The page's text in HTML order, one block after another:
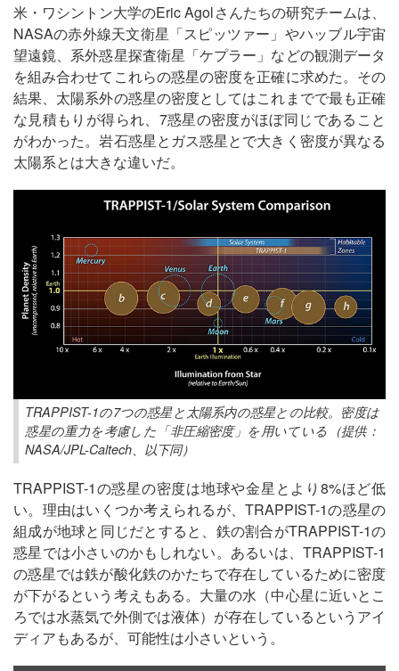
米・ワシントン大学のEric Agolさんたちの研究チームは、
NASAの赤外線天文衛星「スピッツァー」やハッブル宇宙
望遠鏡、系外惑星探査衛星「ケプラー」などの観測データ
を組み合わせてこれらの惑星の密度を正確に求めた。その
結果、太陽系外の惑星の密度としてはこれまでで最も正確
な見積もりが得られ、7惑星の密度がほぼ同じであること
がわかった。岩石惑星とガス惑星とで大きく密度が異なる
太陽系とは大きな違いだ。
TRAPPIST-1の7つの惑星と太陽系内の惑星との比較。密度は
惑星の重力を考慮した「非圧縮密度」を用いている（提供：
NASA/JPL-Caltech、以下同）
TRAPPIST-1の惑星の密度は地球や金星とより8%ほど低
い。理由はいくつか考えられるが、TRAPPIST-1の惑星の
組成が地球と同じだとすると、鉄の割合がTRAPPIST-1の
惑星では小さいのかもしれない。あるいは、TRAPPIST-1
の惑星では鉄が酸化鉄のかたちで存在しているために密度
が下がるという考えもある。大量の水（中心星に近いとこ
ろでは水蒸気で外側では液体）が存在しているというアイ
ディアもあるが、可能性は小さいという。